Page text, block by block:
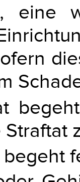
eine
Straftat
begeht